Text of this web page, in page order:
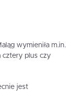
wymieniła m.in.
cztery plus czy
jest